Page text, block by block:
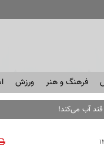
فرهنگ و هنر ورزش